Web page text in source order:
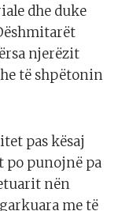
dhe duke
njerëzit
të shpëtonin
pas kësaj
po punojnë pa
nën
me të